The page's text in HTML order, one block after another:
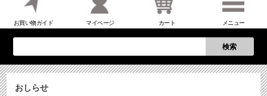
お買い物ガイド マイページ カート メニュー
検索
おしらせ